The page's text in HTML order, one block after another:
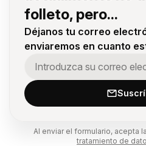
folleto, pero...
Déjanos tu correo
enviaremos en cuanto
Al enviar el formulario, acepta
tratamiento de